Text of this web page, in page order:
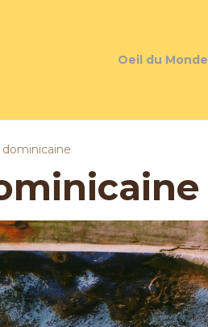
Oeil du Monde
dominicaine